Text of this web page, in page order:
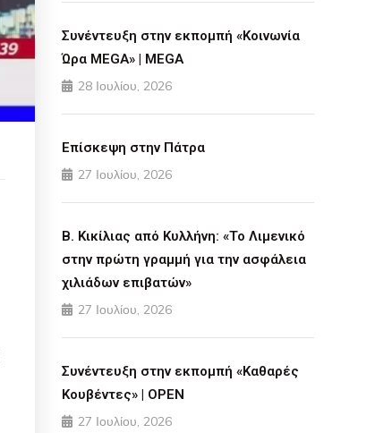
Συνέντευξη στην εκπομπή «Κοινωνία
Ώρα MEGA» | MEGA
28 Ιουλίου, 2026
Επίσκεψη στην Πάτρα
27 Ιουλίου, 2026
Β. Κικίλιας από Κυλλήνη: «Το Λιμενικό
στην πρώτη γραμμή για την ασφάλεια
χιλιάδων επιβατών»
27 Ιουλίου, 2026
Συνέντευξη στην εκπομπή «Καθαρές
Κουβέντες» | OPEN
27 Ιουλίου, 2026